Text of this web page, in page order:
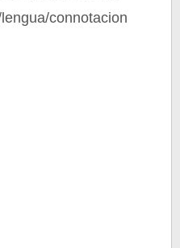
connotacion